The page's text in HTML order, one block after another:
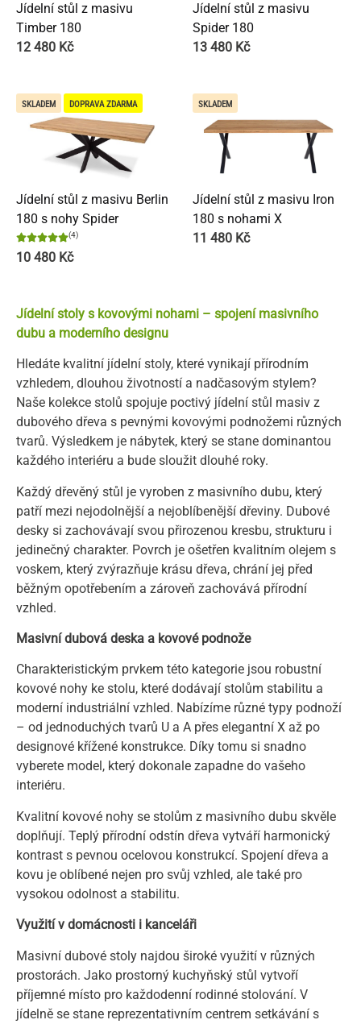
Jídelní stůl z masivu
Timber 180
12 480 Kč
Jídelní stůl z masivu
Spider 180
13 480 Kč
SKLADEM DOPRAVA ZDARMA
Jídelní stůl z masivu Berlin
180 s nohy Spider
(4)
10 480 Kč
SKLADEM
Jídelní stůl z masivu Iron
180 s nohami X
11 480 Kč
Jídelní stoly s kovovými nohami – spojení masivního
dubu a moderního designu
Hledáte kvalitní jídelní stoly, které vynikají přírodním
vzhledem, dlouhou životností a nadčasovým stylem?
Naše kolekce stolů spojuje poctivý jídelní stůl masiv z
dubového dřeva s pevnými kovovými podnožemi různých
tvarů. Výsledkem je nábytek, který se stane dominantou
každého interiéru a bude sloužit dlouhé roky.
Každý dřevěný stůl je vyroben z masivního dubu, který
patří mezi nejodolnější a nejoblíbenější dřeviny. Dubové
desky si zachovávají svou přirozenou kresbu, strukturu i
jedinečný charakter. Povrch je ošetřen kvalitním olejem s
voskem, který zvýrazňuje krásu dřeva, chrání jej před
běžným opotřebením a zároveň zachovává přírodní
vzhled.
Masivní dubová deska a kovové podnože
Charakteristickým prvkem této kategorie jsou robustní
kovové nohy ke stolu, které dodávají stolům stabilitu a
moderní industriální vzhled. Nabízíme různé typy podnoží
– od jednoduchých tvarů U a A přes elegantní X až po
designové křížené konstrukce. Díky tomu si snadno
vyberete model, který dokonale zapadne do vašeho
interiéru.
Kvalitní kovové nohy se stolům z masivního dubu skvěle
doplňují. Teplý přírodní odstín dřeva vytváří harmonický
kontrast s pevnou ocelovou konstrukcí. Spojení dřeva a
kovu je oblíbené nejen pro svůj vzhled, ale také pro
vysokou odolnost a stabilitu.
Využití v domácnosti i kanceláři
Masivní dubové stoly najdou široké využití v různých
prostorách. Jako prostorný kuchyňský stůl vytvoří
příjemné místo pro každodenní rodinné stolování. V
jídelně se stane reprezentativním centrem setkávání s